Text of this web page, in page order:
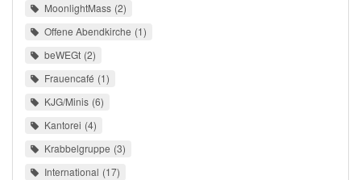
MoonlightMass 2
Offene Abendkirche 1
beWEGt 2
Frauencafé 1
KJG/Minis 6
Kantorei 4
Krabbelgruppe 3
International 17